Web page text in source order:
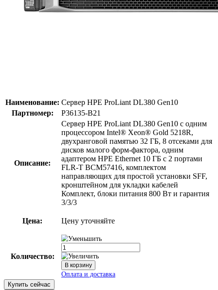
Наименование: Сервер HPE ProLiant DL380 Gen10
Партномер:
P36135-B21
Описание:
Сервер HPE ProLiant DL380 Gen10 с одним
процессором Intel® Xeon® Gold 5218R,
двухранговой памятью 32 ГБ, 8 отсеками для
дисков малого форм-фактора, одним
адаптером HPE Ethernet 10 ГБ с 2 портами
FLR-T BCM57416, комплектом
направляющих для простой установки SFF,
кронштейном для укладки кабелей
Комплект, блоки питания 800 Вт и гарантия
3/3/3
Цена: Цену уточняйте
Количество:
Купить сейчас